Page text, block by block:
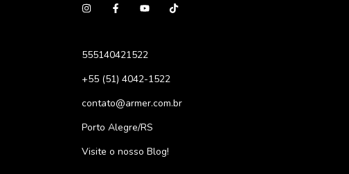
555140421522
+55 (51) 4042-1522
contato@armer.com.br
Porto Alegre/RS
Visite o nosso Blog!